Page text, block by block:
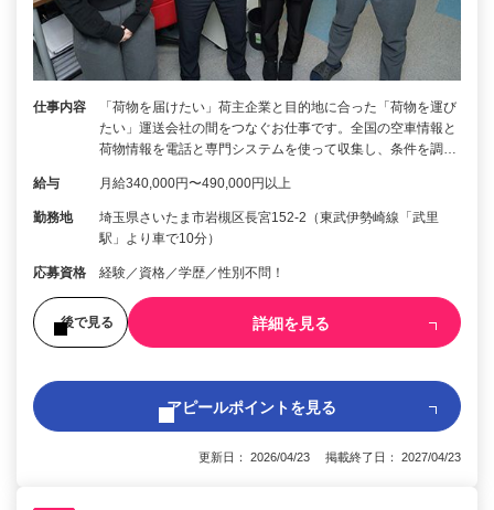
仕事内容
「荷物を届けたい」荷主企業と目的地に合った「荷物を運び
たい」運送会社の間をつなぐお仕事です。全国の空車情報と
荷物情報を電話と専門システムを使って収集し、条件を調…
給与 月給340,000円〜490,000円以上
勤務地
埼玉県さいたま市岩槻区長宮152-2（東武伊勢崎線「武里
駅」より車で10分）
応募資格 経験／資格／学歴／性別不問！
後で見る 詳細を見る
アピールポイントを見る
更新日： 2026/04/23 掲載終了日： 2027/04/23